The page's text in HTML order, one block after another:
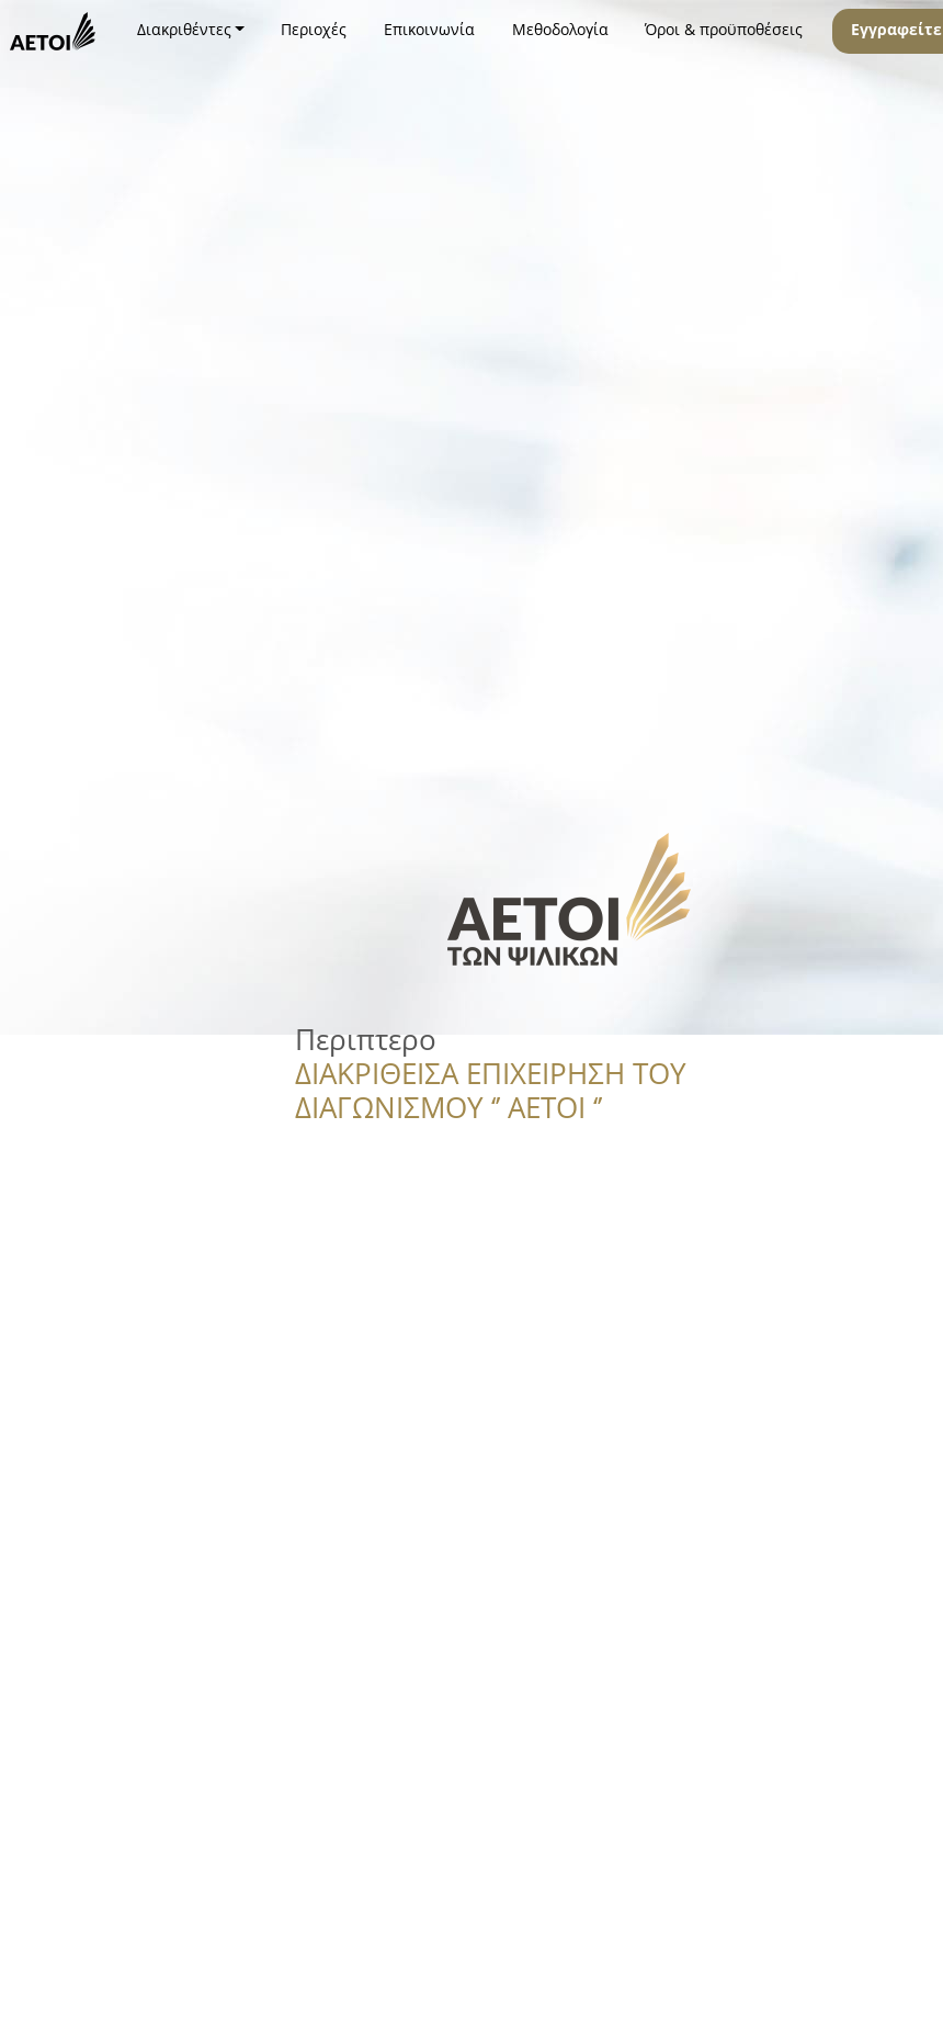
Διακριθέντες Περιοχές Επικοινωνία Μεθοδολογία Όροι & προϋποθέσεις Εγγραφείτε
Περιπτερο
ΔΙΑΚΡΙΘΕΙΣΑ ΕΠΙΧΕΙΡΗΣΗ ΤΟΥ
ΔΙΑΓΩΝΙΣΜΟΥ ‘’ ΑΕΤΟΙ ‘’